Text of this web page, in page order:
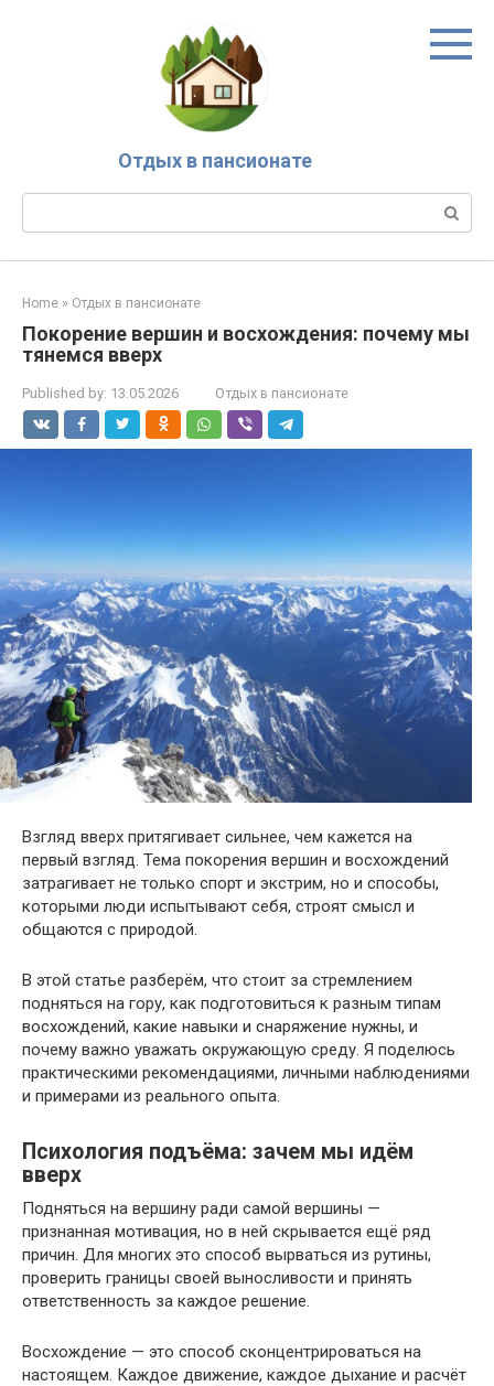
Отдых в пансионате
Search:
Home » Отдых в пансионате
Покорение вершин и восхождения: почему мы
тянемся вверх
Published by: 13.05.2026 Отдых в пансионате
Взгляд вверх притягивает сильнее, чем кажется на
первый взгляд. Тема покорения вершин и восхождений
затрагивает не только спорт и экстрим, но и способы,
которыми люди испытывают себя, строят смысл и
общаются с природой.
В этой статье разберём, что стоит за стремлением
подняться на гору, как подготовиться к разным типам
восхождений, какие навыки и снаряжение нужны, и
почему важно уважать окружающую среду. Я поделюсь
практическими рекомендациями, личными наблюдениями
и примерами из реального опыта.
Психология подъёма: зачем мы идём
вверх
Подняться на вершину ради самой вершины —
признанная мотивация, но в ней скрывается ещё ряд
причин. Для многих это способ вырваться из рутины,
проверить границы своей выносливости и принять
ответственность за каждое решение.
Восхождение — это способ сконцентрироваться на
настоящем. Каждое движение, каждое дыхание и расчёт